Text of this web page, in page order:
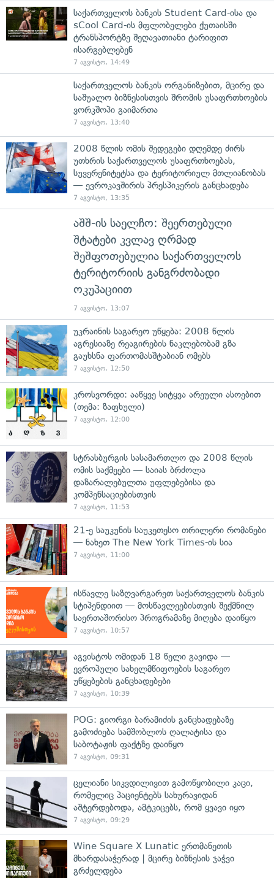
საქართველოს ბანკის Student Card-ისა და
sCool Card-ის მფლობელები ქუთაისში
ტრანსპორტზე შეღავათიანი ტარიფით
ისარგებლებენ
7 აგვისტო, 14:49
საქართველოს ბანკის ორგანიზებით, მცირე და
საშუალო ბიზნესისთვის შრომის უსაფრთხოების
ვორკშოპი გაიმართა
7 აგვისტო, 13:40
2008 წლის ომის შედეგები დღემდე ძირს
უთხრის საქართველოს უსაფრთხოებას,
სუვერენიტეტსა და ტერიტორიულ მთლიანობას
— ევროკავშირის პრესპიკერის განცხადება
7 აგვისტო, 13:35
აშშ-ის საელჩო: შეერთებული
შტატები კვლავ ღრმად
შეშფოთებულია საქართველოს
ტერიტორიის განგრძობადი
ოკუპაციით
7 აგვისტო, 13:07
უკრაინის საგარეო უწყება: 2008 წლის
აგრესიაზე რეაგირების ნაკლებობამ გზა
გაუხსნა ფართომასშტაბიან ომებს
7 აგვისტო, 12:50
კროსვორდი: ააწყვე სიტყვა არეული ასოებით
(თემა: ზაფხული)
7 აგვისტო, 12:00
სტრასბურგის სასამართლო და 2008 წლის
ომის საქმეები — საიას ბრძოლა
დაზარალებულთა უფლებებისა და
კომპენსაციებისთვის
7 აგვისტო, 11:53
21-ე საუკუნის საუკეთესო თრილერი რომანები
— ნახეთ The New York Times-ის სია
7 აგვისტო, 11:00
ისწავლე საზღვარგარეთ საქართველოს ბანკის
სტიპენდიით — მოსწავლეებისთვის შექმნილ
საერთაშორისო პროგრამაზე მიღება დაიწყო
7 აგვისტო, 10:57
აგვისტოს ომიდან 18 წელი გავიდა —
ევროპული სახელმწიფოების საგარეო
უწყებების განცხადებები
7 აგვისტო, 10:39
POG: გიორგი ბარამიძის განცხადებაზე
გამოძიება სამშობლოს ღალატისა და
საბოტაჟის ფაქტზე დაიწყო
7 აგვისტო, 09:31
ცელიანი სიკვდილივით გამოწყობილი კაცი,
რომელიც პაციენტებს სახურავიდან
აშტერდებოდა, ამტკიცებს, რომ ყვავი იყო
7 აგვისტო, 09:29
Wine Square X Lunatic ერთმანეთის
მხარდასაჭერად | მცირე ბიზნესის ჯაჭვი
გრძელდება